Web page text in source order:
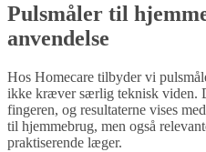
Pulsmåler til
anvendelse
Hos Homecare tilbyder vi
ikke kræver særlig teknisk viden.
fingeren, og resultaterne vises
til hjemmebrug, men også
praktiserende læger.